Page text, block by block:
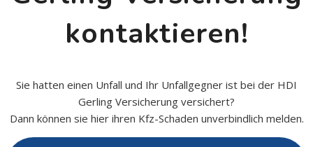
kontaktieren!
Sie hatten einen Unfall und Ihr Unfallgegner ist bei der HDI
Gerling Versicherung versichert?
Dann können sie hier ihren Kfz-Schaden unverbindlich melden.